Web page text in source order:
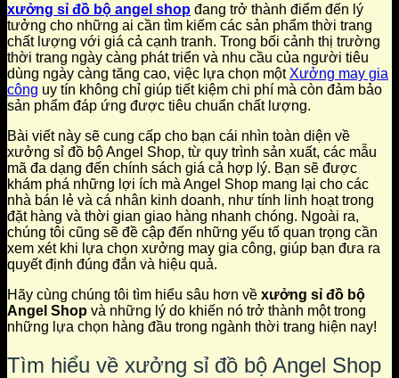
xưởng sỉ đồ bộ angel shop đang trở thành điểm đến lý
tưởng cho những ai cần tìm kiếm các sản phẩm thời trang
chất lượng với giá cả cạnh tranh. Trong bối cảnh thị trường
thời trang ngày càng phát triển và nhu cầu của người tiêu
dùng ngày càng tăng cao, việc lựa chọn một Xưởng may gia
công uy tín không chỉ giúp tiết kiệm chi phí mà còn đảm bảo
sản phẩm đáp ứng được tiêu chuẩn chất lượng.
Bài viết này sẽ cung cấp cho bạn cái nhìn toàn diện về
xưởng sỉ đồ bộ Angel Shop, từ quy trình sản xuất, các mẫu
mã đa dạng đến chính sách giá cả hợp lý. Bạn sẽ được
khám phá những lợi ích mà Angel Shop mang lại cho các
nhà bán lẻ và cá nhân kinh doanh, như tính linh hoạt trong
đặt hàng và thời gian giao hàng nhanh chóng. Ngoài ra,
chúng tôi cũng sẽ đề cập đến những yếu tố quan trọng cần
xem xét khi lựa chọn xưởng may gia công, giúp bạn đưa ra
quyết định đúng đắn và hiệu quả.
Hãy cùng chúng tôi tìm hiểu sâu hơn về xưởng sỉ đồ bộ
Angel Shop và những lý do khiến nó trở thành một trong
những lựa chọn hàng đầu trong ngành thời trang hiện nay!
Tìm hiểu về xưởng sỉ đồ bộ Angel Shop